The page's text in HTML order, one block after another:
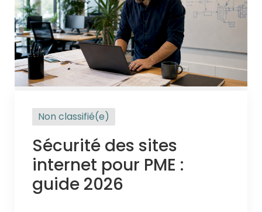
Non classifié(e)
Sécurité des sites
internet pour PME :
guide 2026